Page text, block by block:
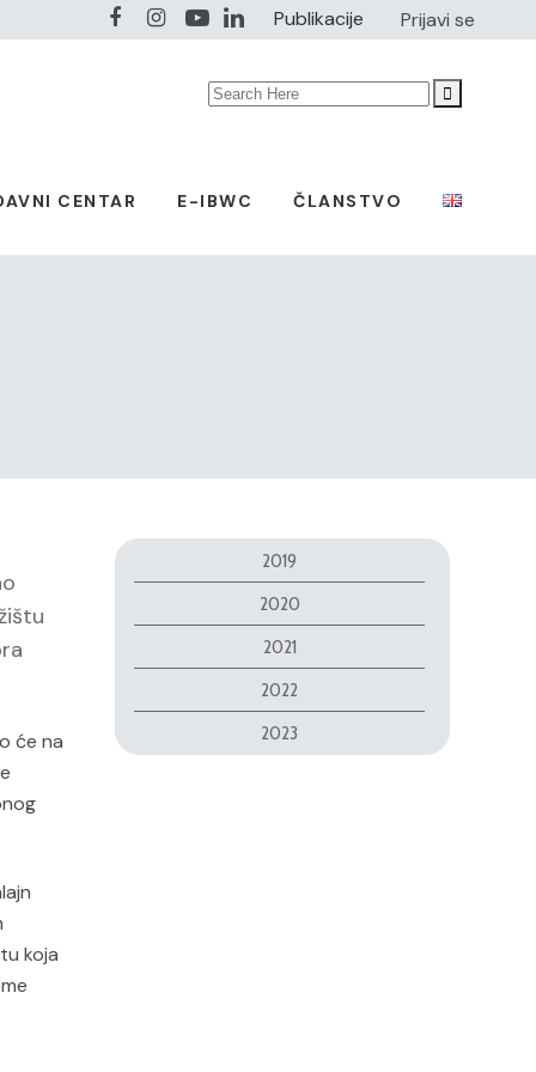
Publikacije Prijavi se
Search
CENTAR E-IBWC ČLANSTVO
će na
koja
2019
2020
2021
2022
2023